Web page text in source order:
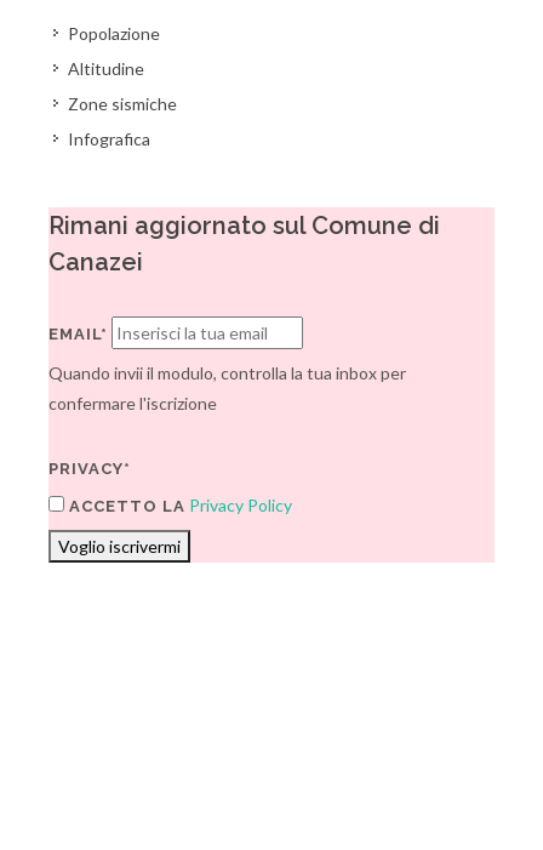
Popolazione
Altitudine
Zone sismiche
Infografica
Rimani aggiornato sul Comune di
Canazei
EMAIL*
Quando invii il modulo, controlla la tua inbox per
confermare l'iscrizione
PRIVACY*
ACCETTO LA Privacy Policy
Voglio iscrivermi